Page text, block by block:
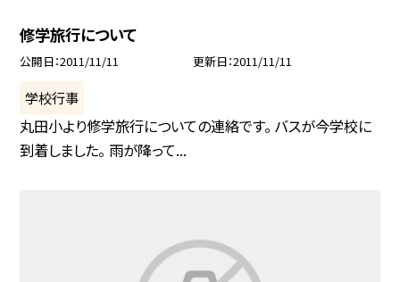
修学旅行について
公開日 2011/11/11 更新日 2011/11/11
学校行事
丸田小より修学旅行についての連絡です。 バスが今学校に
到着しました。 雨が降って...